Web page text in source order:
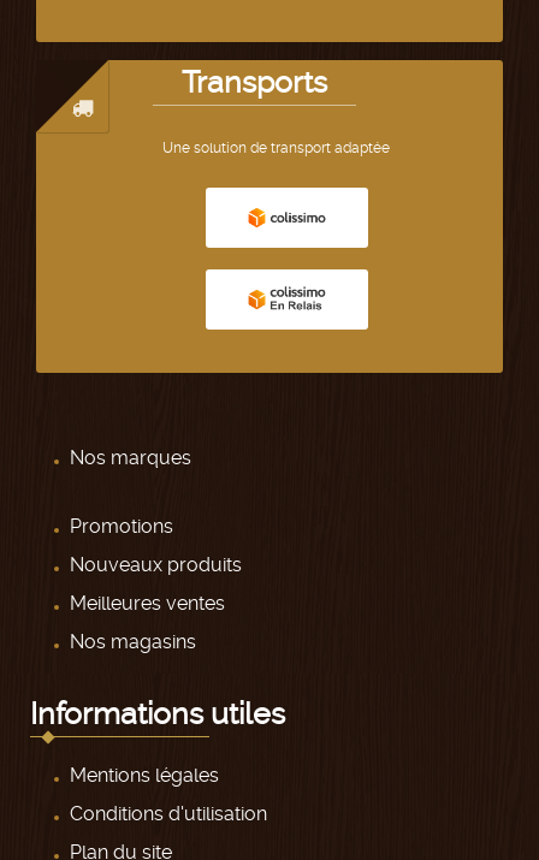
Transports
Une solution de transport adaptée
Nos marques
Promotions
Nouveaux produits
Meilleures ventes
Nos magasins
Informations utiles
Mentions légales
Conditions d'utilisation
Plan du site